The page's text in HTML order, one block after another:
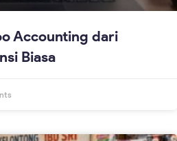
Accounting dari
Biasa